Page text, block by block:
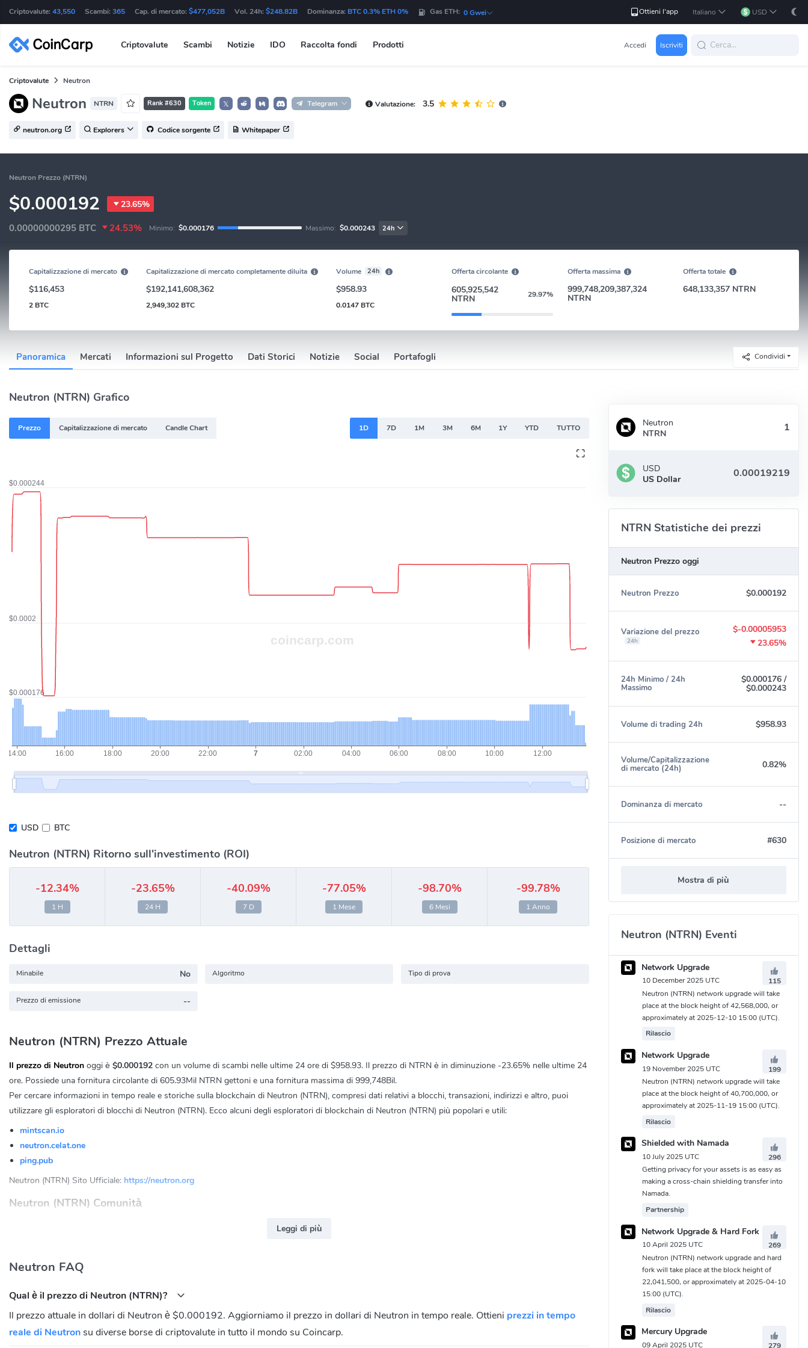
Criptovalute: 43,550 Scambi: 365 Cap. di mercato: $477,052B Vol. 24h: $248.82B Dominanza: BTC 0.3% ETH 0% Gas ETH: 0 Gwei Ottieni l'app Italiano USD
Criptovalute Scambi Notizie IDO Raccolta fondi Prodotti Accedi Iscriviti
Criptovalute Neutron
Neutron NTRN Rank #630 Token 𝕏 Telegram Valutazione: 3.5
neutron.org Explorers Codice sorgente Whitepaper
Neutron Prezzo (NTRN)
$0.000192 23.65%
0.00000000295 BTC 24.53% Minimo: $0.000176 Massimo: $0.000243 24h
Capitalizzazione di mercato
$116,453
2 BTC
Capitalizzazione di mercato completamente diluita
$192,141,608,362
2,949,302 BTC
Volume 24h
$958.93
0.0147 BTC
Offerta circolante
605,925,542
NTRN 29.97%
Offerta massima
999,748,209,387,324
NTRN
Offerta totale
648,133,357 NTRN
Panoramica Mercati Informazioni sul Progetto Dati Storici Notizie Social Portafogli Condividi
Neutron (NTRN) Grafico
Prezzo Capitalizzazione di mercato Candle Chart 1D 7D 1M 3M 6M 1Y YTD TUTTO
USD BTC
Neutron (NTRN) Ritorno sull'investimento (ROI)
-12.34%
1 H
-23.65%
24 H
-40.09%
7 D
-77.05%
1 Mese
-98.70%
6 Mesi
-99.78%
1 Anno
Dettagli
Minabile No Algoritmo Tipo di prova
Prezzo di emissione --
Neutron (NTRN) Prezzo Attuale
Il prezzo di Neutron oggi è $0.000192 con un volume di scambi nelle ultime 24 ore di $958.93. Il prezzo di NTRN è in diminuzione -23.65% nelle ultime 24
ore. Possiede una fornitura circolante di 605.93Mil NTRN gettoni e una fornitura massima di 999,748Bil.
Per cercare informazioni in tempo reale e storiche sulla blockchain di Neutron (NTRN), compresi dati relativi a blocchi, transazioni, indirizzi e altro, puoi
utilizzare gli esploratori di blocchi di Neutron (NTRN). Ecco alcuni degli esploratori di blockchain di Neutron (NTRN) più popolari e utili:
mintscan.io
neutron.celat.one
ping.pub
Neutron (NTRN) Sito Ufficiale: https://neutron.org
Neutron (NTRN) Comunità
Medium:https://medium.com/@neutron.org
Telegram 2:https://t.me/neutron_org
Leggi di più
Neutron FAQ
Qual è il prezzo di Neutron (NTRN)?
Il prezzo attuale in dollari di Neutron è $0.000192. Aggiorniamo il prezzo in dollari di Neutron in tempo reale. Ottieni prezzi in tempo
reale di Neutronsu diverse borse di criptovalute in tutto il mondo su Coincarp.
Neutron
NTRN
USD
US Dollar
NTRN Statistiche dei prezzi
Neutron Prezzo oggi
Neutron Prezzo $0.000192
Variazione del prezzo
24h
$-0.00005953
23.65%
24h Minimo / 24h
Massimo
$0.000176 /
$0.000243
Volume di trading 24h $958.93
Volume/Capitalizzazione
di mercato (24h) 0.82%
Dominanza di mercato --
Posizione di mercato #630
Mostra di più
Neutron (NTRN) Eventi
Network Upgrade
10 December 2025 UTC
115
Neutron (NTRN) network upgrade will take
place at the block height of 42,568,000, or
approximately at 2025-12-10 15:00 (UTC).
Rilascio
Network Upgrade
19 November 2025 UTC
199
Neutron (NTRN) network upgrade will take
place at the block height of 40,700,000, or
approximately at 2025-11-19 15:00 (UTC).
Rilascio
Shielded with Namada
10 July 2025 UTC
296
Getting privacy for your assets is as easy as
making a cross-chain shielding transfer into
Namada.
Partnership
Network Upgrade & Hard Fork
10 April 2025 UTC
269
Neutron (NTRN) network upgrade and hard
fork will take place at the block height of
22,041,500, or approximately at 2025-04-10
15:00 (UTC).
Rilascio
Mercury Upgrade
09 April 2025 UTC
279